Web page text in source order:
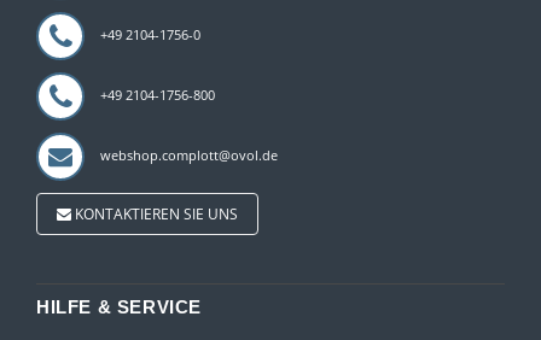
+49 2104-1756-0
+49 2104-1756-800
webshop.complott@ovol.de
KONTAKTIEREN SIE UNS
HILFE & SERVICE